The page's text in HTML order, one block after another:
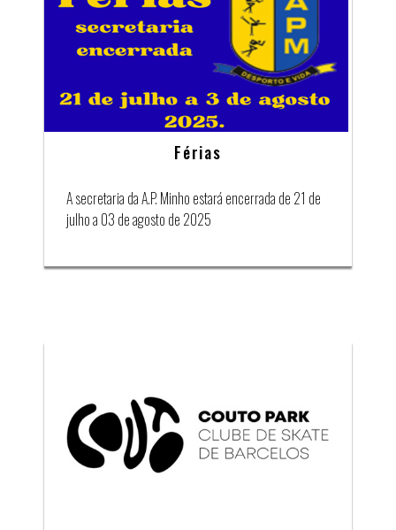
Férias
A secretaria da A.P. Minho estará encerrada de 21 de
julho a 03 de agosto de 2025